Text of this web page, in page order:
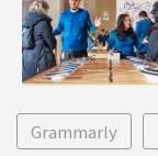
Grammarly